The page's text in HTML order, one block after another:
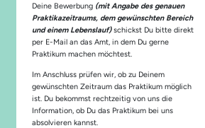
Deine Bewerbung (mit Angabe des genauen
Praktikazeitraums, dem gewünschten Bereich
und einem Lebenslauf)schickst Du bitte direkt
per E-Mail an das Amt, in dem Du gerne
Praktikum machen möchtest.
Im Anschluss prüfen wir, ob zu Deinem
gewünschten Zeitraum das Praktikum möglich
ist. Du bekommst rechtzeitig von uns die
Information, ob Du das Praktikum bei uns
absolvieren kannst.